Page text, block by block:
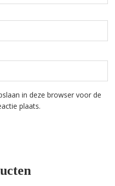
in deze browser voor de
plaats.